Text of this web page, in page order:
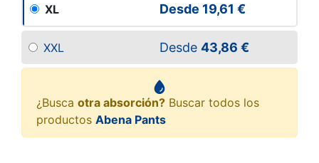
XL Desde 19,61 €
XXL Desde 43,86 €
¿Busca otra absorción? Buscar todos los
productos Abena Pants